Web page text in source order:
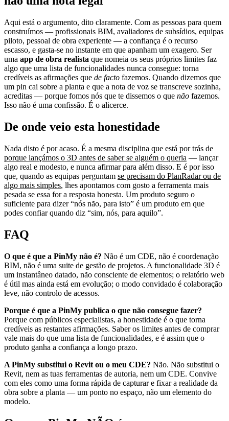
Aqui está o argumento, dito claramente. Com as pessoas para quem
construímos — profissionais BIM, avaliadores de subsídios, equipas
piloto, pessoal de obra experiente — a confiança é o recurso
escasso, e gasta-se no instante em que apanham um exagero. Ser
uma app de obra realista que nomeia os seus próprios limites faz
algo que uma lista de funcionalidades nunca consegue: torna
credíveis as afirmações que de facto fazemos. Quando dizemos que
um pin cai sobre a planta e que a nota de voz se transcreve sozinha,
acreditas — porque fomos nós que te dissemos o que não fazemos.
Isso não é uma confissão. É o alicerce.
De onde veio esta honestidade
Nada disto é por acaso. É a mesma disciplina que está por trás de
porque lançámos o 3D antes de saber se alguém o queria — lançar
algo real e modesto, e nunca afirmar para além disso. E é por isso
que, quando as equipas perguntam se precisam do PlanRadar ou de
algo mais simples, lhes apontamos com gosto a ferramenta mais
pesada se essa for a resposta honesta. Um produto seguro o
suficiente para dizer “nós não, para isto” é um produto em que
podes confiar quando diz “sim, nós, para aquilo”.
FAQ
O que é que a PinMy não é? Não é um CDE, não é coordenação
BIM, não é uma suite de gestão de projetos. A funcionalidade 3D é
um instantâneo datado, não consciente de elementos; o relatório web
é útil mas ainda está em evolução; o modo convidado é colaboração
leve, não controlo de acessos.
Porque é que a PinMy publica o que não consegue fazer?
Porque com públicos especialistas, a honestidade é o que torna
credíveis as restantes afirmações. Saber os limites antes de comprar
vale mais do que uma lista de funcionalidades, e é assim que o
produto ganha a confiança a longo prazo.
A PinMy substitui o Revit ou o meu CDE? Não. Não substitui o
Revit, nem as tuas ferramentas de autoria, nem um CDE. Convive
com eles como uma forma rápida de capturar e fixar a realidade da
obra sobre a planta — um ponto no espaço, não um elemento do
modelo.